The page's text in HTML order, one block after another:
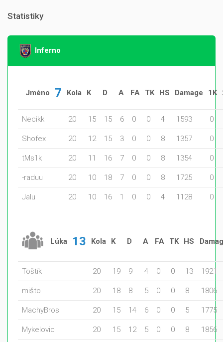
Statistiky
Inferno
Jméno 7 Kola K D A FA TK HS Damage 1K
Necikk 20 15 15 6 0 0 4 1593 0
Shofex 20 12 15 3 0 0 8 1357 0
tMs1k 20 11 16 7 0 0 8 1354 0
-raduu 20 10 18 7 0 0 8 1725 0
Jalu 20 10 16 1 0 0 4 1128 0
Lúka 13 Kola K D A FA TK HS
Toštík 20 19 9 4 0 0 13 1921
mišto 20 18 8 5 0 0 8 1806
MachyBros 20 15 14 6 0 0 5 1775
Mykelovic 20 15 12 5 0 0 8 1856